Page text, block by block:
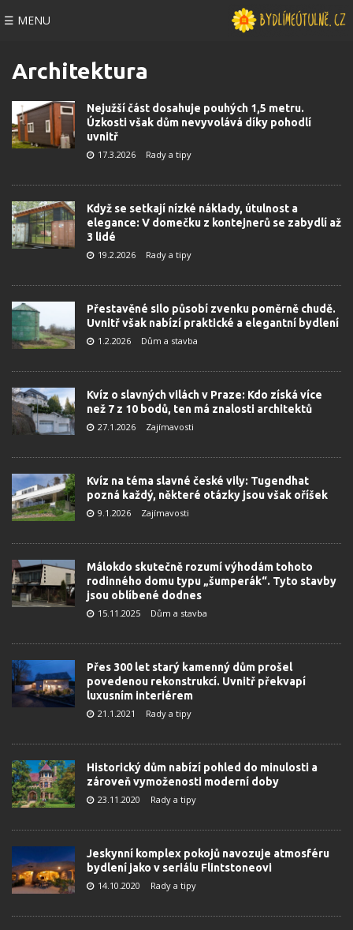
☰ MENU
Architektura
Nejužší část dosahuje pouhých 1,5 metru.
Úzkosti však dům nevyvolává díky pohodlí
uvnitř
17.3.2026 Rady a tipy
Když se setkají nízké náklady, útulnost a
elegance: V domečku z kontejnerů se zabydlí až
3 lidé
19.2.2026 Rady a tipy
Přestavěné silo působí zvenku poměrně chudě.
Uvnitř však nabízí praktické a elegantní bydlení
1.2.2026 Dům a stavba
Kvíz o slavných vilách v Praze: Kdo získá více
než 7 z 10 bodů, ten má znalosti architektů
27.1.2026 Zajímavosti
Kvíz na téma slavné české vily: Tugendhat
pozná každý, některé otázky jsou však oříšek
9.1.2026 Zajímavosti
Málokdo skutečně rozumí výhodám tohoto
rodinného domu typu „šumperák“. Tyto stavby
jsou oblíbené dodnes
15.11.2025 Dům a stavba
Přes 300 let starý kamenný dům prošel
povedenou rekonstrukcí. Uvnitř překvapí
luxusním interiérem
21.1.2021 Rady a tipy
Historický dům nabízí pohled do minulosti a
zároveň vymoženosti moderní doby
23.11.2020 Rady a tipy
Jeskynní komplex pokojů navozuje atmosféru
bydlení jako v seriálu Flintstoneovi
14.10.2020 Rady a tipy